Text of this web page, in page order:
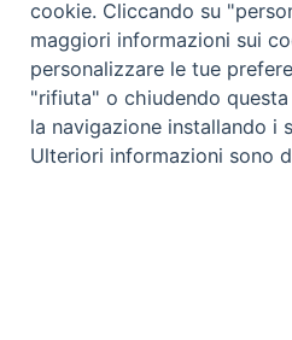
Privacy policy*
Ho letto l'informativa
autorizzo il Centro Studi
trattare i miei dati
Regolamento UE 2016/
cookie. Cliccando su
maggiori informazioni sui
personalizzare le tue
"rifiuta" o chiudendo
la navigazione installando i
Ulteriori informazioni sono